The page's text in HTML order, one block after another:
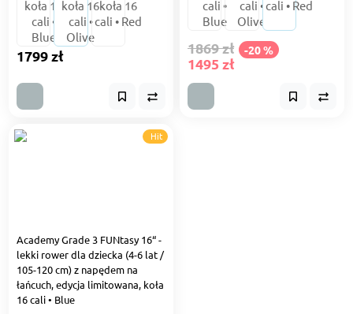
1799 zł 1869 zł -20 %
1495 zł
Hit
Academy Grade 3 FUNtasy 16“ -
lekki rower dla dziecka (4-6 lat /
105-120 cm) z napędem na
łańcuch, edycja limitowana, koła
16 cali • Blue